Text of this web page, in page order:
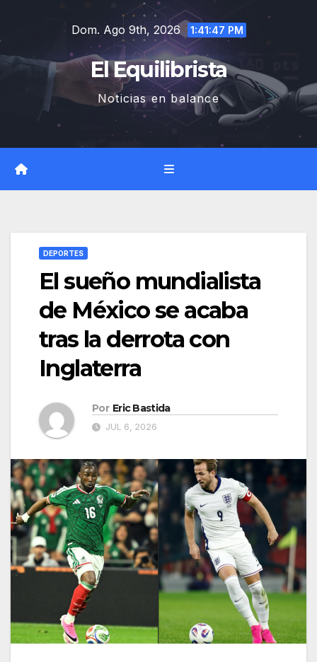
contenido
Dom. Ago 9th, 2026 1:41:48 PM
El Equilibrista
Noticias en balance
DEPORTES
El sueño mundialista
de México se acaba
tras la derrota con
Inglaterra
Por Eric Bastida
JUL 6, 2026